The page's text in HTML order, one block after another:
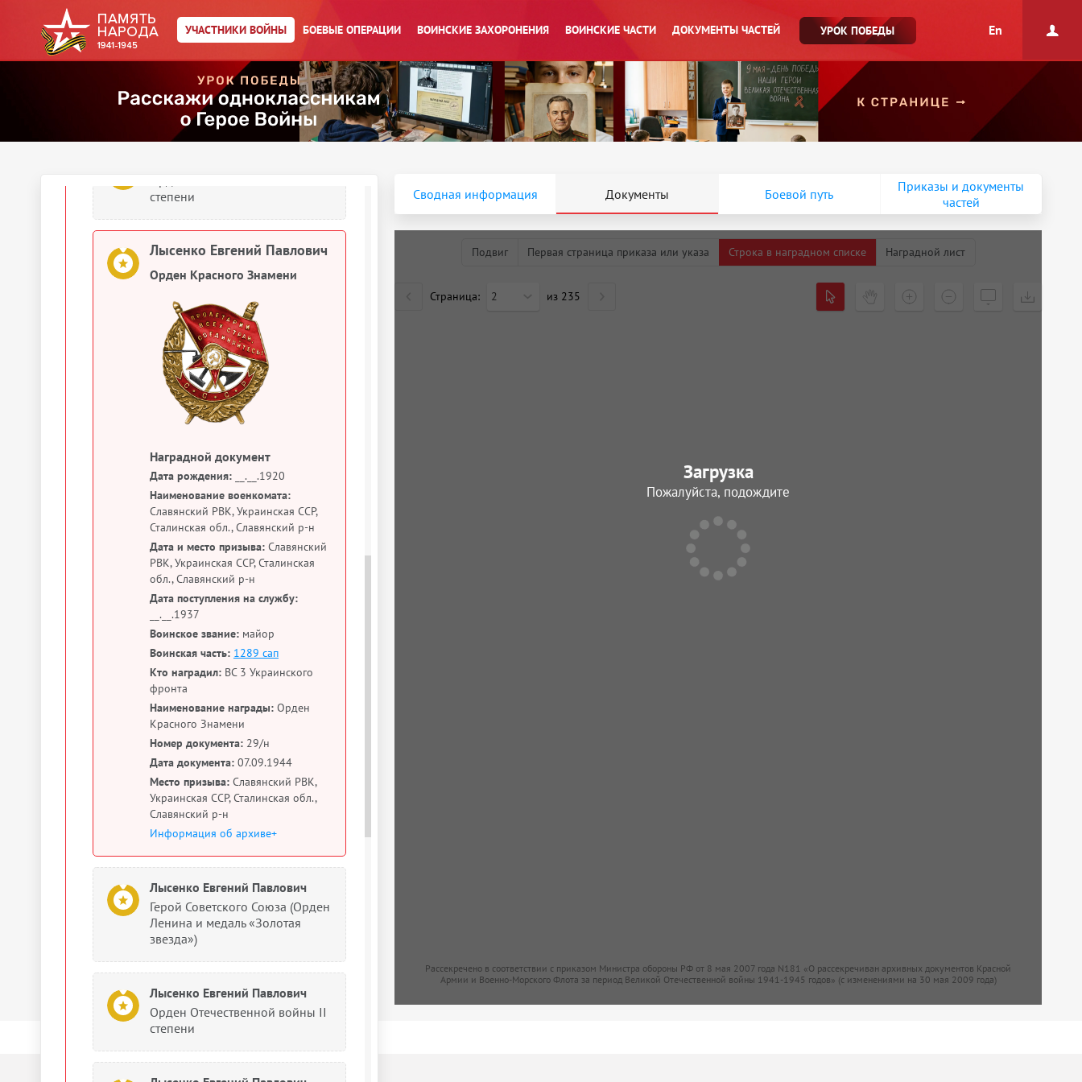
УЧАСТНИКИ ВОЙНЫ БОЕВЫЕ ОПЕРАЦИИ ВОИНСКИЕ ЗАХОРОНЕНИЯ ВОИНСКИЕ ЧАСТИ ДОКУМЕНТЫ ЧАСТЕЙ УРОК ПОБЕДЫ En
Лысенко Евгений Павлович
Орден Красного Знамени
Документы о награждении
степени
Лысенко Евгений Павлович
Орден Красного Знамени
Наградной документ
Дата рождения: __.__.1920
Наименование военкомата:
Славянский РВК, Украинская ССР,
Сталинская обл., Славянский р-н
Дата и место призыва: Славянский
РВК, Украинская ССР, Сталинская
обл., Славянский р-н
Дата поступления на службу:
__.__.1937
Воинское звание: майор
Воинская часть: 1289 сап
Кто наградил: ВС 3 Украинского
фронта
Наименование награды: Орден
Красного Знамени
Номер документа: 29/н
Дата документа: 07.09.1944
Место призыва: Славянский РВК,
Украинская ССР, Сталинская обл.,
Славянский р-н
Информация об архиве+
Лысенко Евгений Павлович
Герой Советского Союза (Орден
Ленина и медаль «Золотая
звезда»)
Лысенко Евгений Павлович
Орден Отечественной войны II
степени
Сводная информация Документы Боевой путь
Приказы и документы
частей
Подвиг Первая страница приказа или указа Строка в наградном списке Наградной лист
Страница: 2 из 235
Рассекречено в соответствии с приказом Министра обороны РФ от 8 мая 2007 года N181 «О рассекречиван архивных документов Красной
Армии и Военно-Морского Флота за период Великой Отечественной войны 1941-1945 годов» (с изменениями на 30 мая 2009 года)
Загрузка
Пожалуйста, подождите